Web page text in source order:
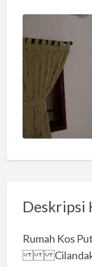
Deskripsi
Rumah Kos
Cilandak